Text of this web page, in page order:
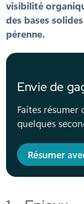
visibilité
des bases
pérenne.
Envie de
Faites résumer
quelques
Résumer